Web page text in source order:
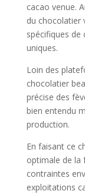
cacao venue.
du chocolatier
spécifiques de
uniques.
Loin des
chocolatier
précise des
bien entendu
production.
En faisant ce
optimale de la
contraintes
exploitations